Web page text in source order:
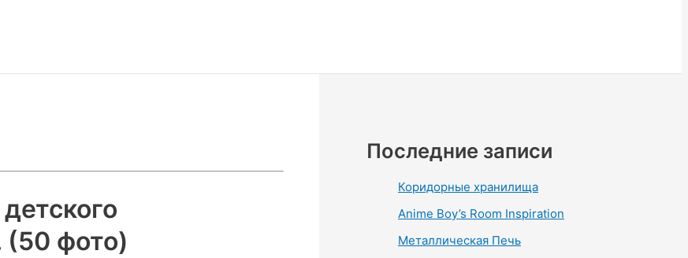
(50 фото)
Последние записи
Коридорные хранилища
Anime Boy’s Room Inspiration
Металлическая Печь